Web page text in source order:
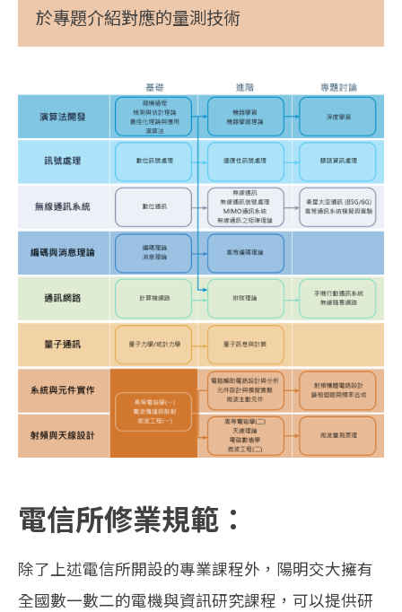
於專題介紹對應的量測技術
電信所修業規範：
除了上述電信所開設的專業課程外，陽明交大擁有
全國數一數二的電機與資訊研究課程，可以提供研